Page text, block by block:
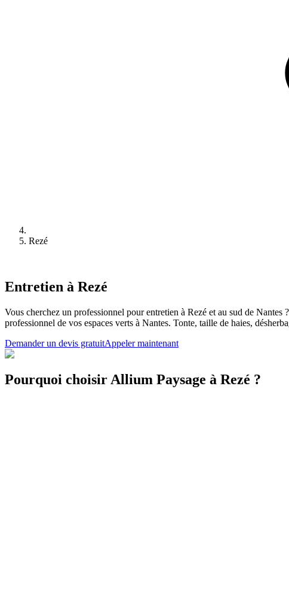
Rezé
Entretien à Rezé
Vous cherchez un professionnel pour entretien à Rezé et au sud de
professionnel de vos espaces verts à Nantes. Tonte, taille de haies,
Demander un devis gratuitAppeler maintenant
Pourquoi choisir Allium Paysage à Rezé ?